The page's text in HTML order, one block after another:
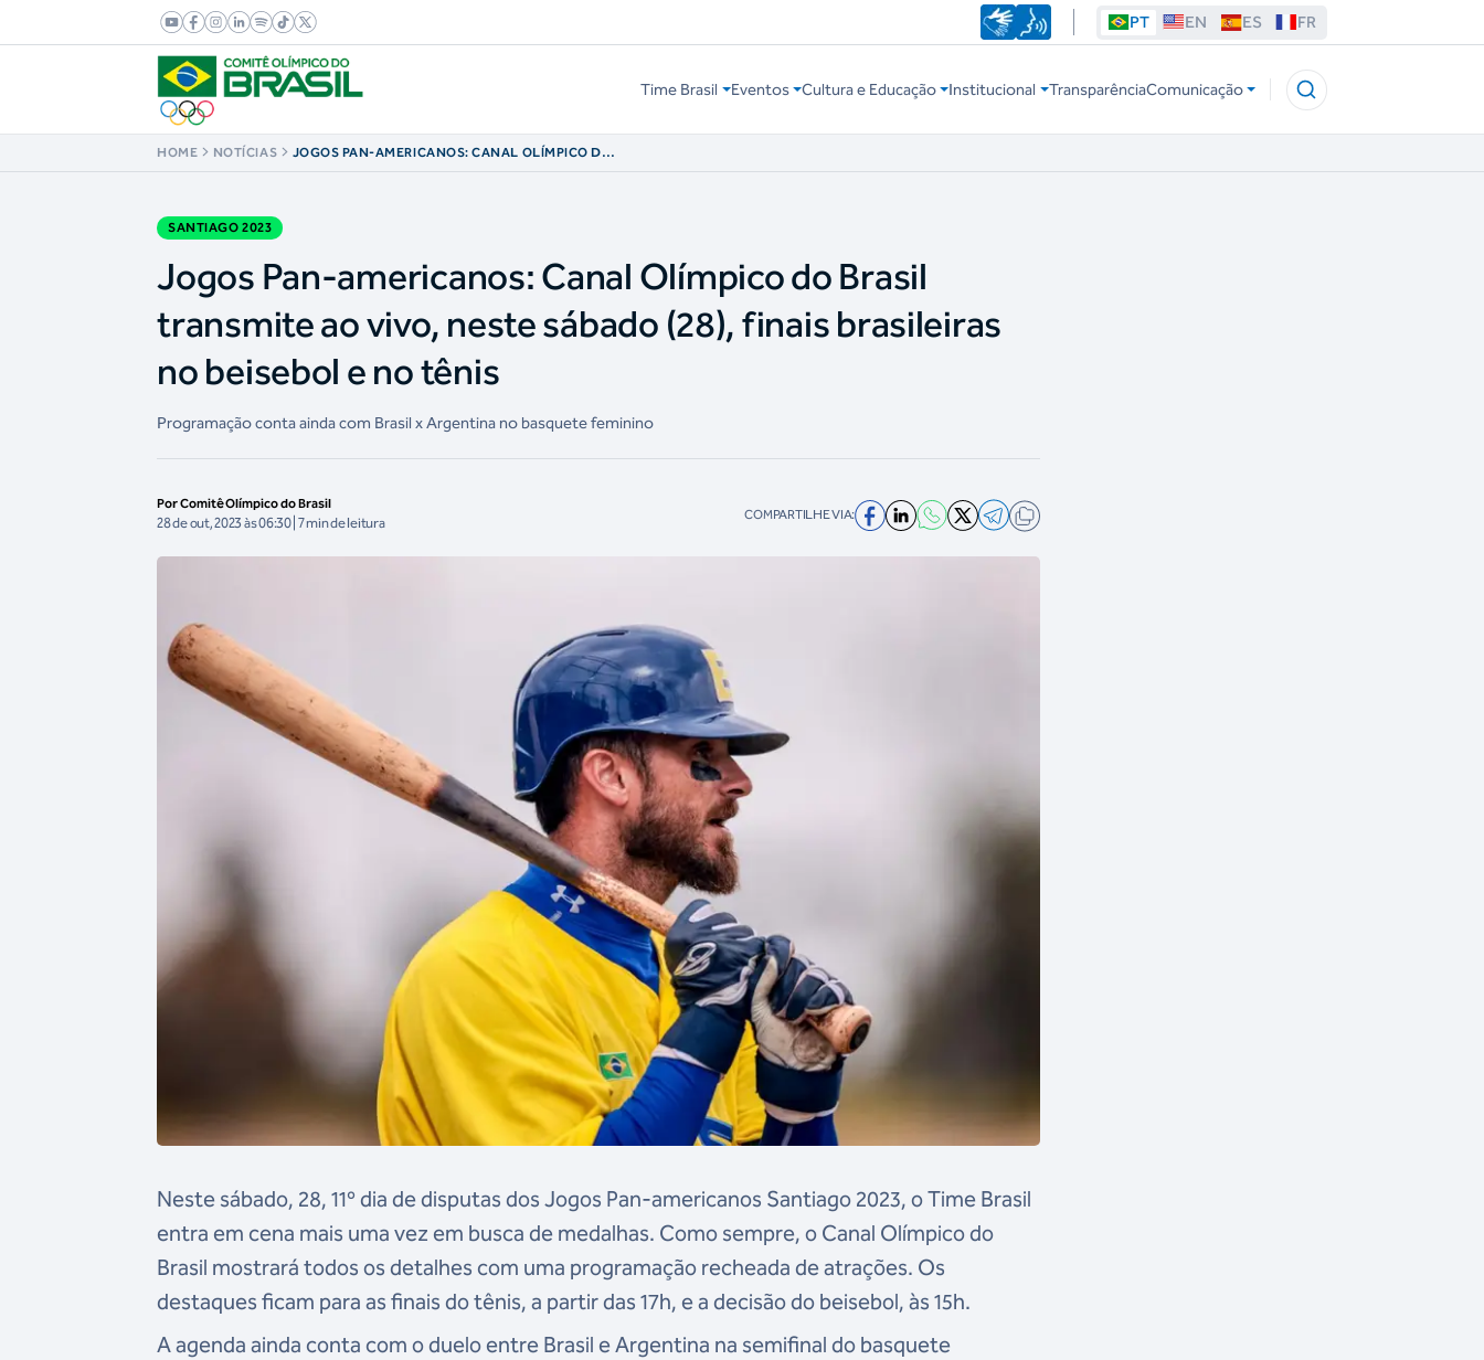
PT EN ES FR
Time Brasil Eventos Cultura e Educação Institucional TransparênciaComunicação
HOME NOTÍCIAS
JOGOS PAN-AMERICANOS: CANAL OLÍMPICO DO
SANTIAGO 2023
Jogos Pan-americanos: Canal Olímpico do Brasil
transmite ao vivo, neste sábado (28), finais brasileiras
no beisebol e no tênis
Programação conta ainda com Brasil x Argentina no basquete feminino
Por Comitê Olímpico do Brasil
28 de out, 2023 às 06:30 | 7 min de leitura COMPARTILHE VIA:
Neste sábado, 28, 11º dia de disputas dos Jogos Pan-americanos Santiago 2023, o Time Brasil
entra em cena mais uma vez em busca de medalhas. Como sempre, o Canal Olímpico do
Brasil mostrará todos os detalhes com uma programação recheada de atrações. Os
destaques ficam para as finais do tênis, a partir das 17h, e a decisão do beisebol, às 15h.
A agenda ainda conta com o duelo entre Brasil e Argentina na semifinal do basquete